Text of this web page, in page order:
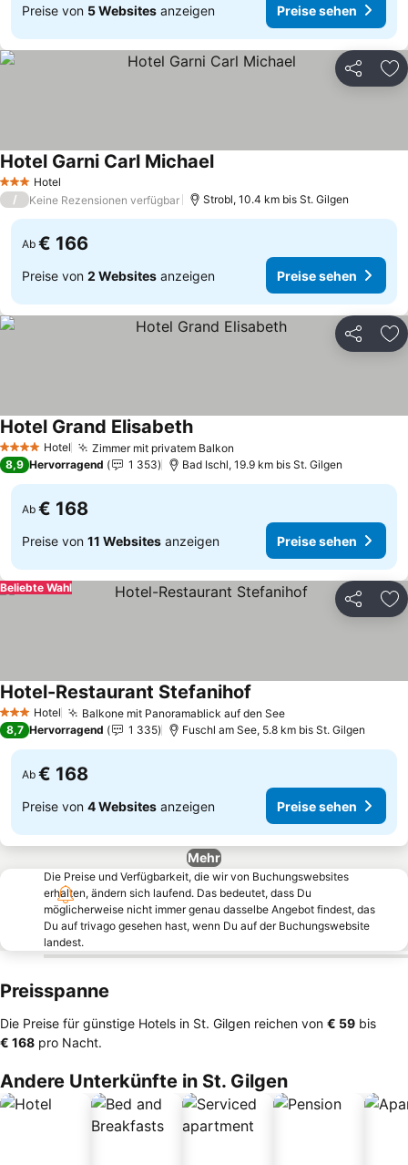
Preise von 5 Websites anzeigen Preise sehen
Teilen
3 SterneHotel
Hotel Garni Carl MichaelPreise sehen
/ Keine Rezensionen verfügbar Strobl, 10.4 km bis St. Gilgen
Ab € 166
Preise von 2 Websites anzeigen Preise sehen
Teilen
4 Sterne Hotel Zimmer mit privatem Balkon
Hotel Grand ElisabethPreise sehen
8,9 Hervorragend 1 353 Bad Ischl, 19.9 km bis St. Gilgen
Ab € 168
Preise von 11 Websites anzeigen Preise sehen
Teilen
Beliebte Wahl
3 SterneHotel Balkone mit Panoramablick auf den SeePreise sehen
Hotel-Restaurant Stefanihof
8,7 Hervorragend 1 335 Fuschl am See, 5.8 km bis St. Gilgen
Ab € 168
Preise von 4 Websites anzeigen Preise sehen
Mehr
Die Preise und Verfügbarkeit, die wir von Buchungswebsites
erhalten, ändern sich laufend. Das bedeutet, dass Du
möglicherweise nicht immer genau dasselbe Angebot findest, das
Du auf trivago gesehen hast, wenn Du auf der Buchungswebsite
landest.
Preisspanne
Die Preise für günstige Hotels in St. Gilgen reichen von ‎€ 59 bis
‎€ 168 pro Nacht.
Andere Unterkünfte in St. Gilgen